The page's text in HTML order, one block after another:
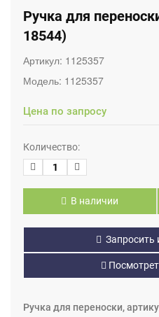
Ручка для
18544)
Артикул: 1125357
Модель: 1125357
Цена по запросу
Количество:
В наличии
Ручка для переноски,